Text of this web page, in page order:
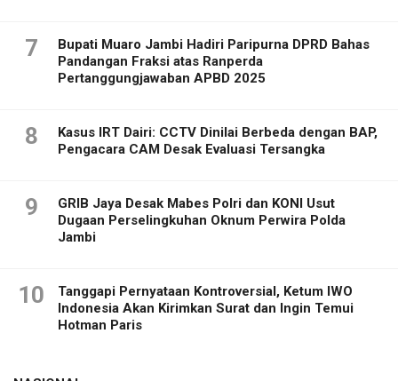
7
Bupati Muaro Jambi Hadiri Paripurna DPRD Bahas
Pandangan Fraksi atas Ranperda
Pertanggungjawaban APBD 2025
8
Kasus IRT Dairi: CCTV Dinilai Berbeda dengan BAP,
Pengacara CAM Desak Evaluasi Tersangka
9
GRIB Jaya Desak Mabes Polri dan KONI Usut
Dugaan Perselingkuhan Oknum Perwira Polda
Jambi
10
Tanggapi Pernyataan Kontroversial, Ketum IWO
Indonesia Akan Kirimkan Surat dan Ingin Temui
Hotman Paris